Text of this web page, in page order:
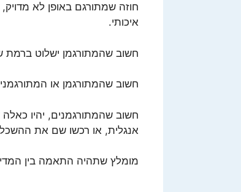
חוזה שמתורגם באופן לא
איכותי.
חשוב שהמתורגמן ישלוט
חשוב שהמתורגמן או
חשוב שהמתורגמנים, יהיו
אנגלית, או רכשו שם את
מומלץ שתהיה התאמה בין